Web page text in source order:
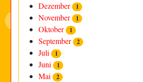
Dezember 1
November 1
Oktober 1
September 2
Juli 1
Juni 1
Mai 2